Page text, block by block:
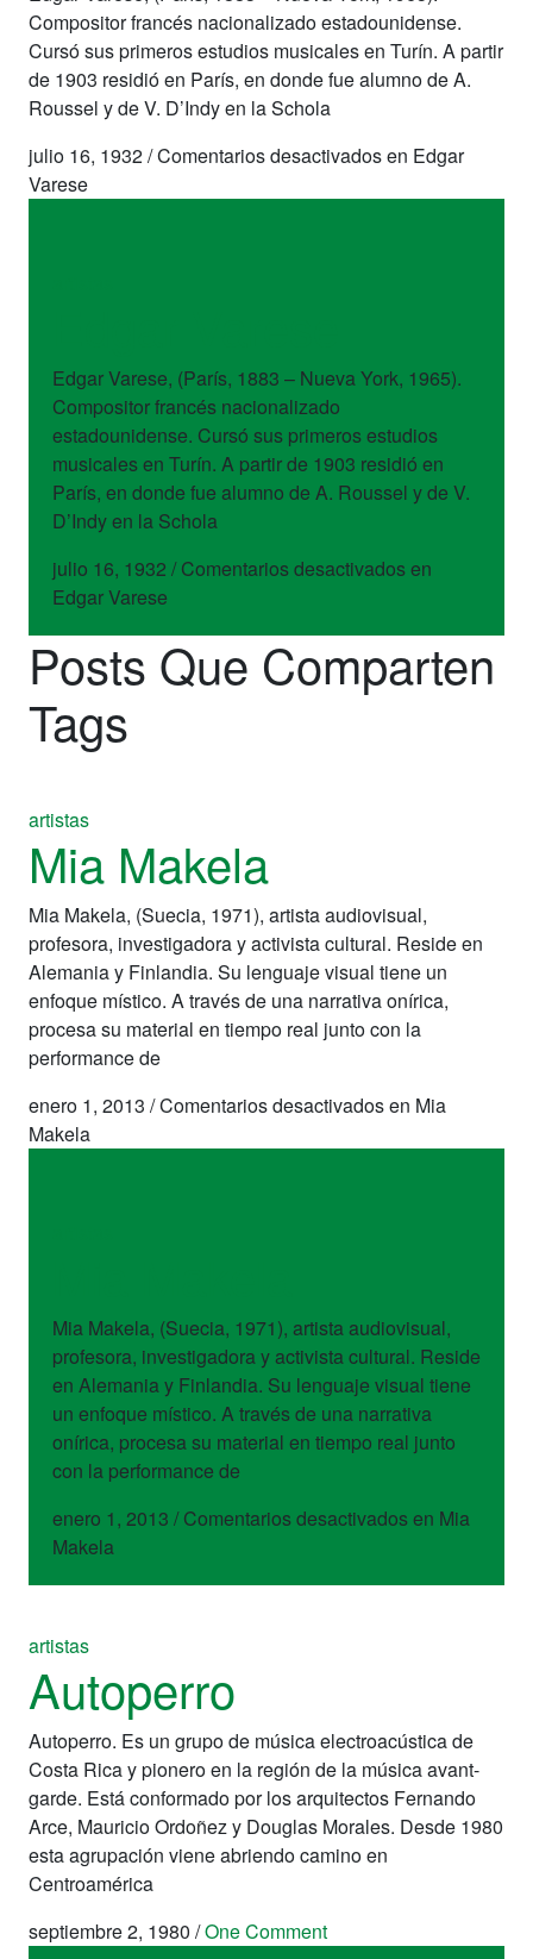
Compositor francés nacionalizado estadounidense.
Cursó sus primeros estudios musicales en Turín. A partir
de 1903 residió en París, en donde fue alumno de A.
Roussel y de V. D’Indy en la Schola
julio 16, 1932/Comentarios desactivadosen Edgar
Varese
Edgar Varese, (París, 1883 – Nueva York, 1965).
Compositor francés nacionalizado
estadounidense. Cursó sus primeros estudios
musicales en Turín. A partir de 1903 residió en
París, en donde fue alumno de A. Roussel y de V.
D’Indy en la Schola
julio 16, 1932 / Comentarios desactivadosen
Edgar Varese
Posts Que Comparten
Tags
artistas
Mia Makela
Mia Makela, (Suecia, 1971), artista audiovisual,
profesora, investigadora y activista cultural. Reside en
Alemania y Finlandia. Su lenguaje visual tiene un
enfoque místico. A través de una narrativa onírica,
procesa su material en tiempo real junto con la
performance de
enero 1, 2013 /Comentarios desactivadosen Mia
Makela
Mia Makela, (Suecia, 1971), artista audiovisual,
profesora, investigadora y activista cultural. Reside
en Alemania y Finlandia. Su lenguaje visual tiene
un enfoque místico. A través de una narrativa
onírica, procesa su material en tiempo real junto
con la performance de
enero 1, 2013 / Comentarios desactivadosen Mia
Makela
artistas
Autoperro
Autoperro. Es un grupo de música electroacústica de
Costa Rica y pionero en la región de la música avant-
garde. Está conformado por los arquitectos Fernando
Arce, Mauricio Ordoñez y Douglas Morales. Desde 1980
esta agrupación viene abriendo camino en
Centroamérica
septiembre 2, 1980 /One Comment